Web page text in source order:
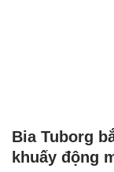
Bia Tuborg
khuấy động